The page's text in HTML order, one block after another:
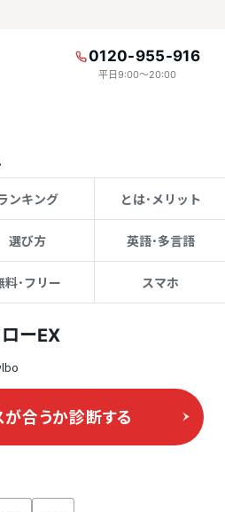
0120-955-916
平日9:00〜20:00
ンキング とは･メリット
選び方 英語･多言語
料･フリー スマホ
ーEX
が合うか診断する